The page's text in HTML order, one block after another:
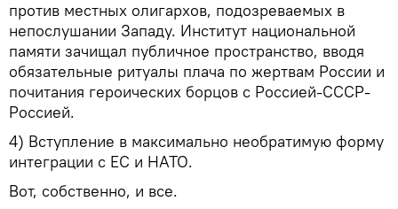
против местных олигархов, подозреваемых в
непослушании Западу. Институт национальной
памяти зачищал публичное пространство, вводя
обязательные ритуалы плача по жертвам России и
почитания героических борцов с Россией-СССР-
Россией.
4) Вступление в максимально необратимую форму
интеграции с ЕС и НАТО.
Вот, собственно, и все.